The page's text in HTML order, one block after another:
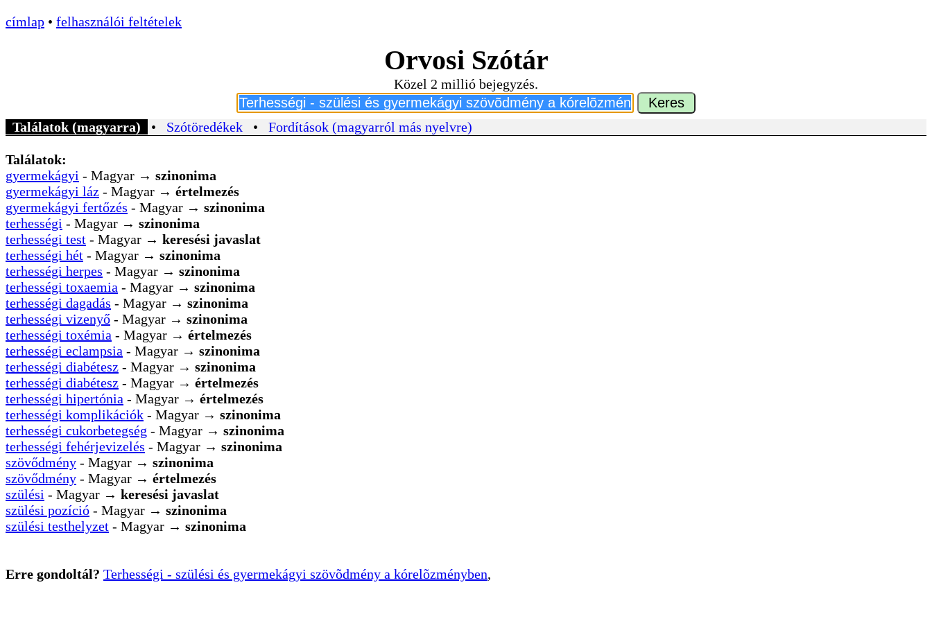
címlap • felhasználói feltételek
Orvosi Szótár
Közel 2 millió bejegyzés.
Találatok (magyarra) • Szótöredékek • Fordítások (magyarról más nyelvre)
Találatok:
gyermekágyi - Magyar → szinonima
gyermekágyi láz - Magyar → értelmezés
gyermekágyi fertőzés - Magyar → szinonima
terhességi - Magyar → szinonima
terhességi test - Magyar → keresési javaslat
terhességi hét - Magyar → szinonima
terhességi herpes - Magyar → szinonima
terhességi toxaemia - Magyar → szinonima
terhességi dagadás - Magyar → szinonima
terhességi vizenyő - Magyar → szinonima
terhességi toxémia - Magyar → értelmezés
terhességi eclampsia - Magyar → szinonima
terhességi diabétesz - Magyar → szinonima
terhességi diabétesz - Magyar → értelmezés
terhességi hipertónia - Magyar → értelmezés
terhességi komplikációk - Magyar → szinonima
terhességi cukorbetegség - Magyar → szinonima
terhességi fehérjevizelés - Magyar → szinonima
szövődmény - Magyar → szinonima
szövődmény - Magyar → értelmezés
szülési - Magyar → keresési javaslat
szülési pozíció - Magyar → szinonima
szülési testhelyzet - Magyar → szinonima
Erre gondoltál? Terhességi - szülési és gyermekágyi szövõdmény a kórelõzményben,